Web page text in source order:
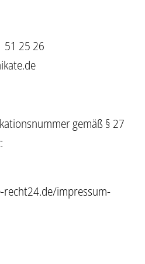
51 25 26
gemäß § 27
impressum-